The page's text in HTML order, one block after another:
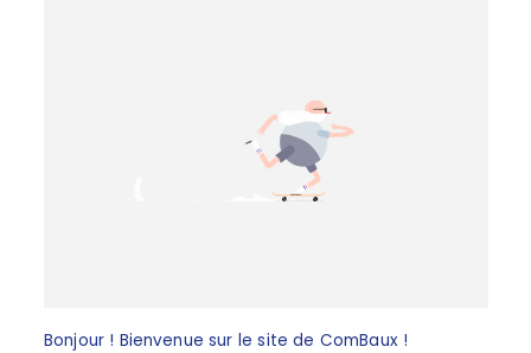
Bonjour ! Bienvenue sur le site de ComBaux !